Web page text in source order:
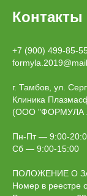
Контакты
+7 (900) 499-85-
г. Тамбов, ул.
Клиника
(ООО "ФОРМУЛА
Пн-Пт — 9:00-
Сб — 9:00-15:00
ПОЛОЖЕНИЕ О
Номер в реестре